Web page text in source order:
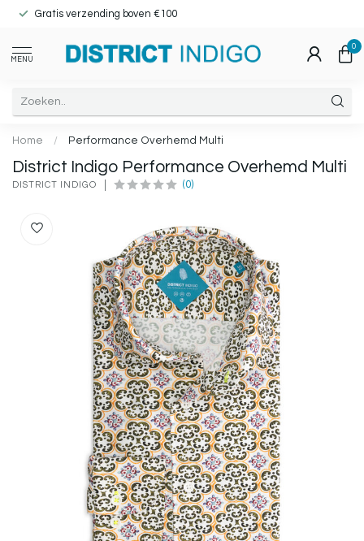
Gratis verzending boven €100
MENU
0
Home / Performance Overhemd Multi
District Indigo Performance Overhemd Multi
DISTRICT INDIGO (0)